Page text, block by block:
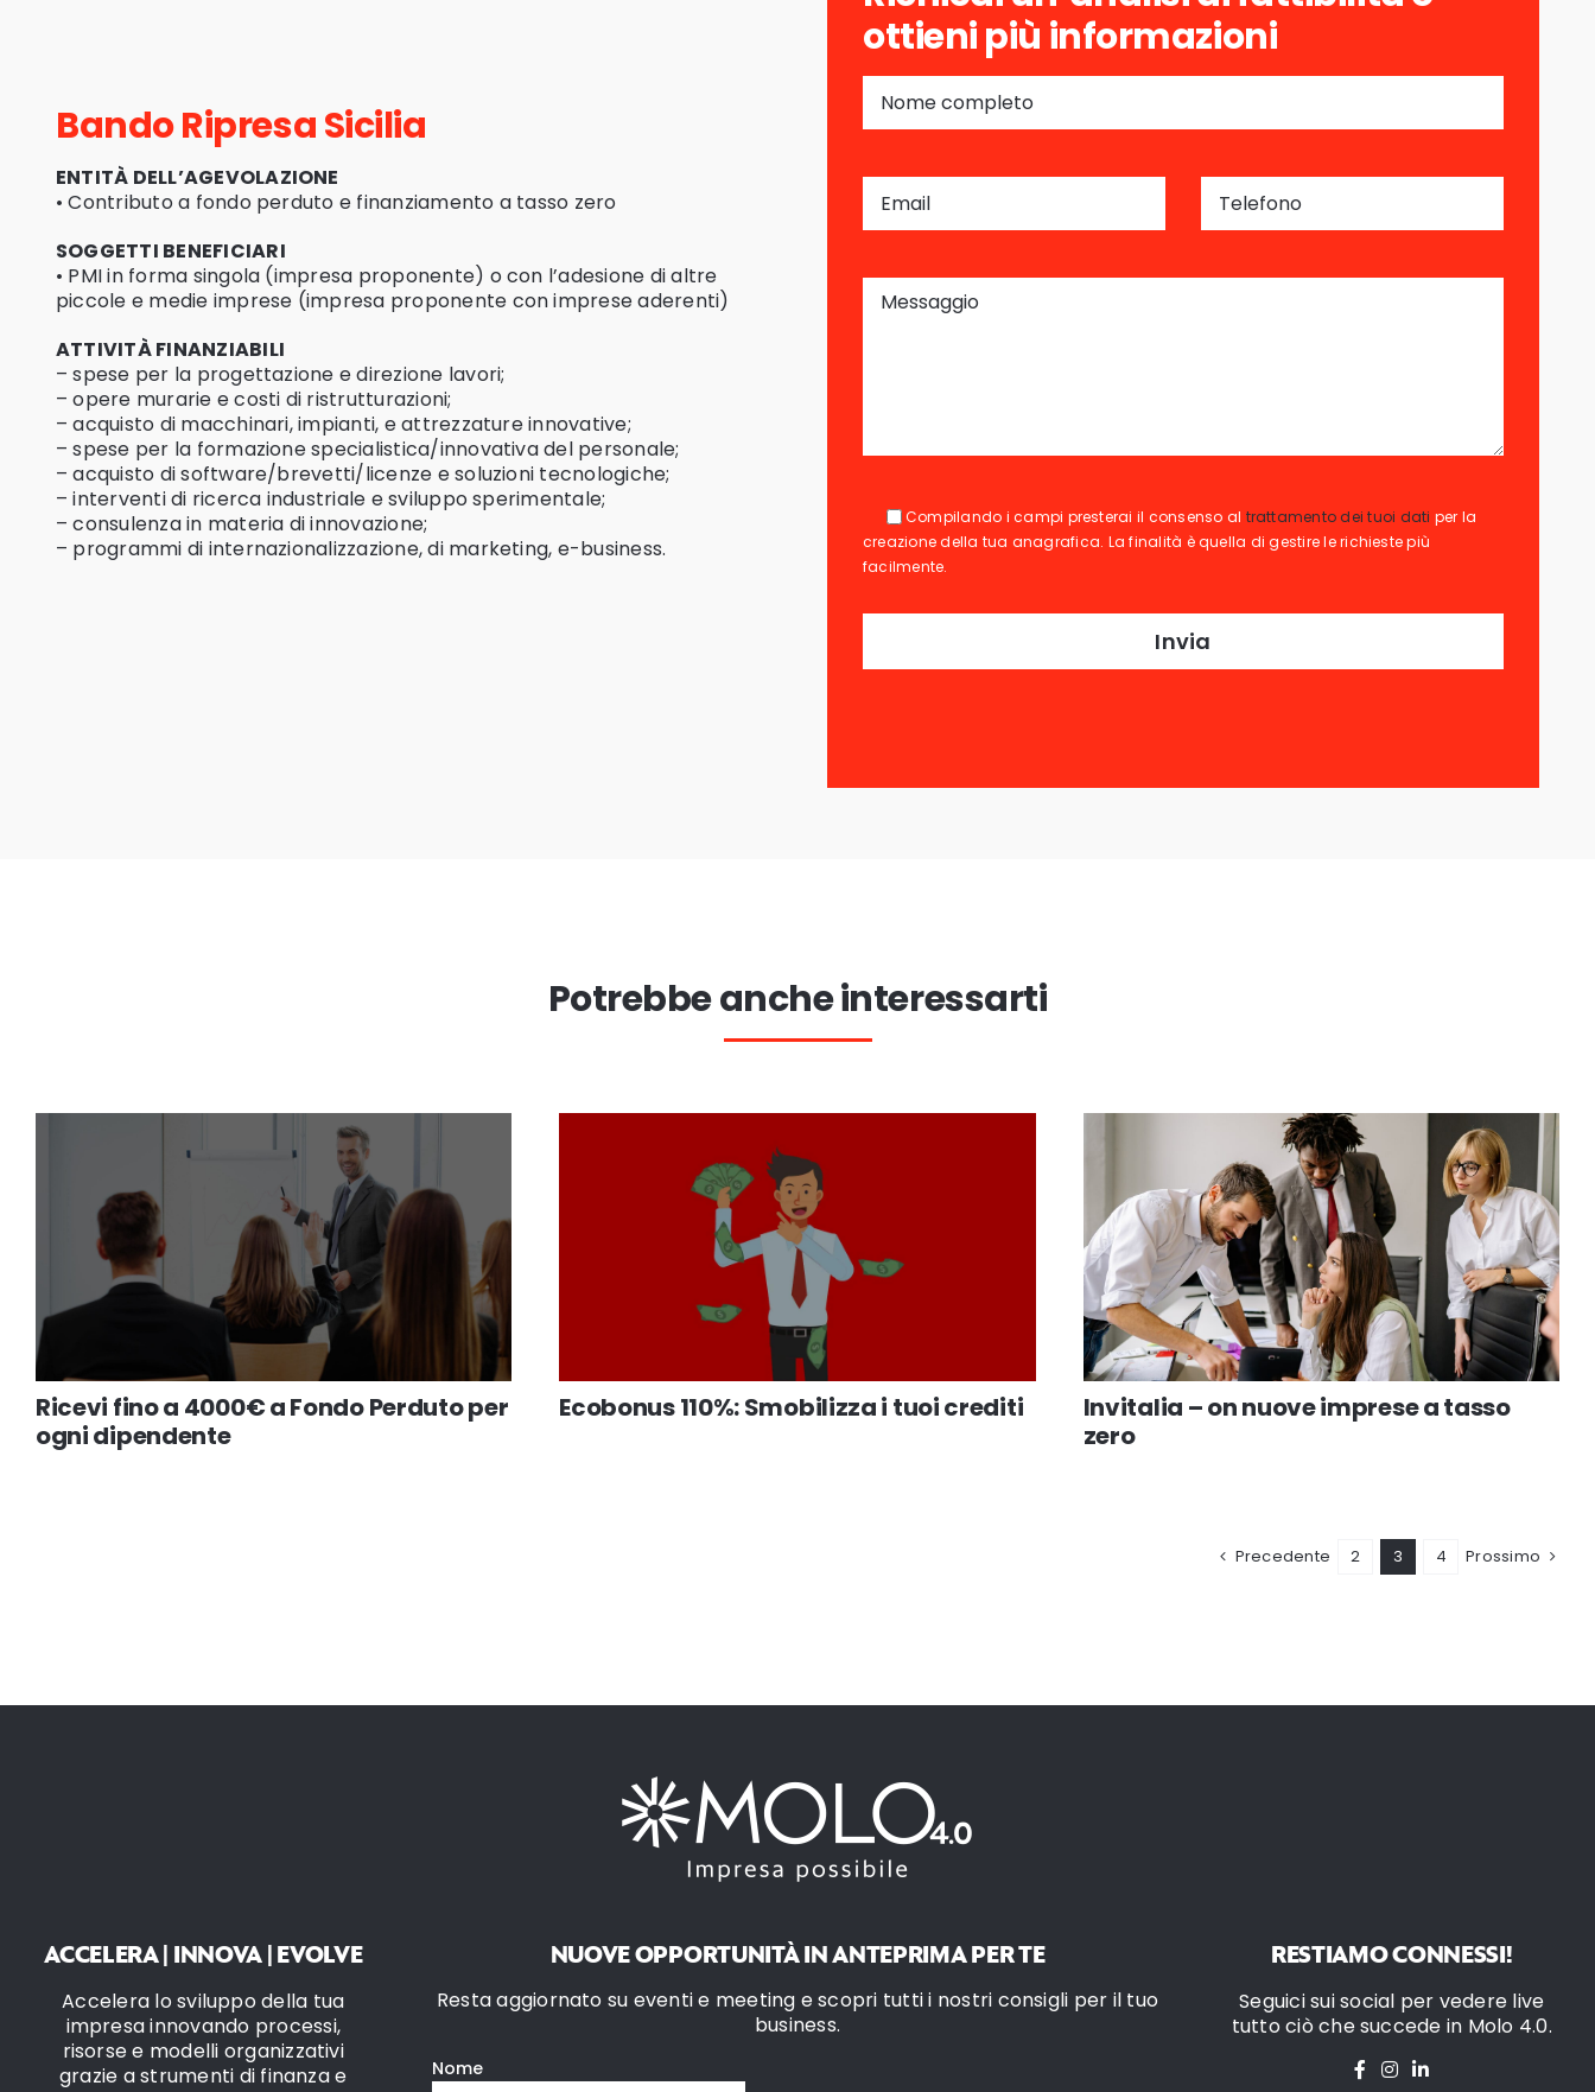
Bando Ripresa Sicilia
ENTITÀ DELL’AGEVOLAZIONE
• Contributo a fondo perduto e finanziamento a tasso zero
SOGGETTI BENEFICIARI
• PMI in forma singola (impresa proponente) o con l’adesione di altre
piccole e medie imprese (impresa proponente con imprese aderenti)
ATTIVITÀ FINANZIABILI
– spese per la progettazione e direzione lavori;
– opere murarie e costi di ristrutturazioni;
– acquisto di macchinari, impianti, e attrezzature innovative;
– spese per la formazione specialistica/innovativa del personale;
– acquisto di software/brevetti/licenze e soluzioni tecnologiche;
– interventi di ricerca industriale e sviluppo sperimentale;
– consulenza in materia di innovazione;
– programmi di internazionalizzazione, di marketing, e-business.
ottieni più informazioni
Compilando i campi presterai il consenso al trattamento dei tuoi dati per la
creazione della tua anagrafica. La finalità è quella di gestire le richieste più
facilmente.
Potrebbe anche interessarti
Ricevi fino a 4000€ a Fondo Perduto per
ogni dipendente
Ecobonus 110%: Smobilizza i tuoi crediti
Invitalia – on nuove imprese a tasso
zero
Precedente 2 3 4 Prossimo
ACCELERA | INNOVA | EVOLVE
Accelera lo sviluppo della tua
impresa innovando processi,
risorse e modelli organizzativi
grazie a strumenti di finanza e
NUOVE OPPORTUNITÀ IN ANTEPRIMA PER TE
Resta aggiornato su eventi e meeting e scopri tutti i nostri consigli per il tuo
business.
RESTIAMO CONNESSI!
Seguici sui social per vedere live
tutto ciò che succede in Molo 4.0.